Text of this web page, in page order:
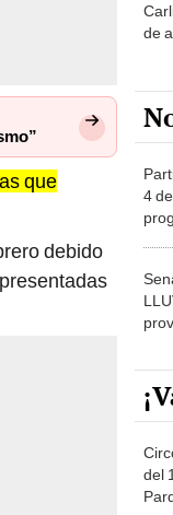
que
debido
de
4
del